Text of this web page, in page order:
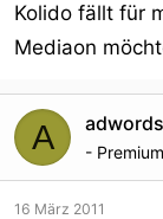
Kolido fällt für
Mediaon
A -
16 März 2011